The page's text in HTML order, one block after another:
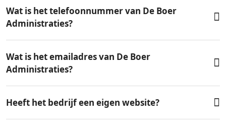
Wat is het telefoonnummer van De Boer
Administraties?
Wat is het emailadres van De Boer
Administraties?
Heeft het bedrijf een eigen website?